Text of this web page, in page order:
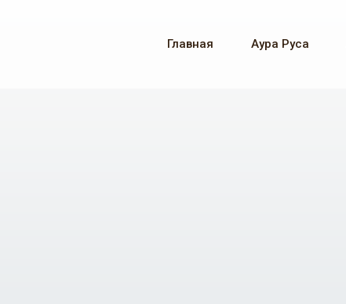
Главная Аура Руса